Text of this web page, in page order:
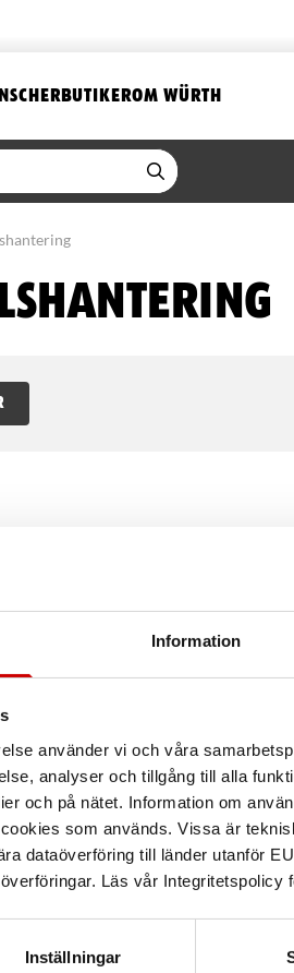
Information
använder vi och våra
analyser och tillgång till alla
och på nätet. Information om
som används. Vissa är
dataöverföring till länder utanför
Läs vår Integritetspolicy
Inställningar
BUTIKEROM WÜRTH
60 L Papperskorg